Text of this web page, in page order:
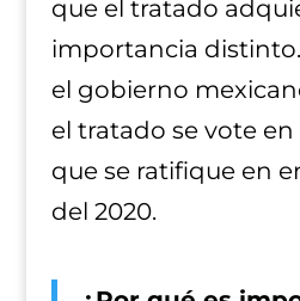
que el tratado
importancia
el gobierno
el tratado se vote
que se ratifique en
del 2020.